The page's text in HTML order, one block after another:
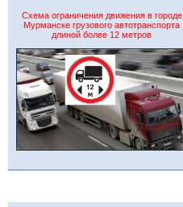
Схема ограничения движения в городе
Мурманске грузового автотранспорта
длиной более 12 метров